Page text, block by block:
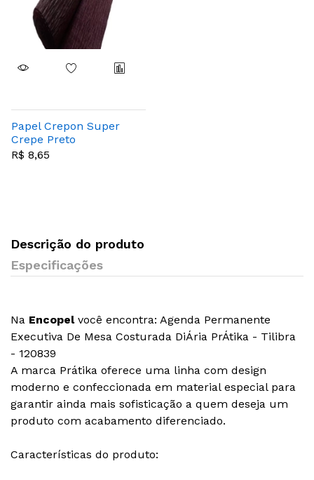
Papel Crepon Super
Crepe Preto
48x250cm - Vmp
R$ 8,65
Descrição do produto
Especificações
Na Encopelvocê encontra: Agenda Permanente
Executiva De Mesa Costurada DiÁria PrÁtika - Tilibra
- 120839
A marca Prátika oferece uma linha com design
moderno e confeccionada em material especial para
garantir ainda mais sofisticação a quem deseja um
produto com acabamento diferenciado.
Características do produto: